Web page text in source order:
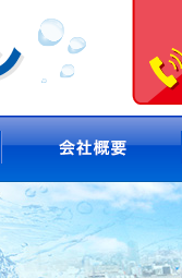
法人のお客様へ